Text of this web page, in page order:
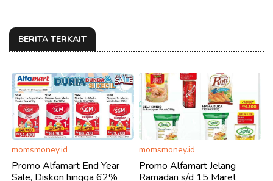
BERITA TERKAIT
momsmoney.id
Promo Alfamart End Year
Sale, Diskon hingga 62%
momsmoney.id
Promo Alfamart Jelang
Ramadan s/d 15 Maret